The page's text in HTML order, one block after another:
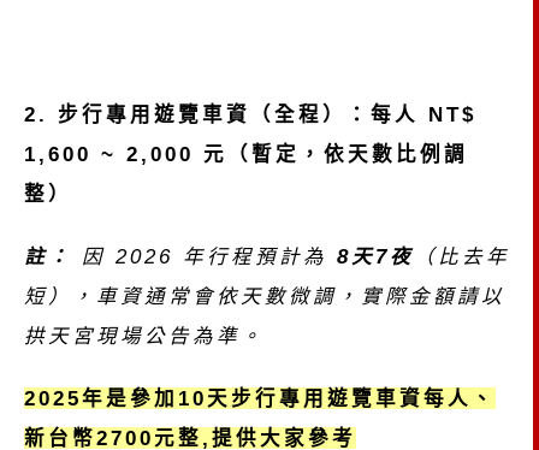
2. 步行專用遊覽車資（全程）：每人 NT$
1,600 ~ 2,000 元（暫定，依天數比例調
整）
註： 因 2026 年行程預計為 8天7夜 （比去年
短），車資通常會依天數微調，實際金額請以
拱天宮現場公告為準。
2025年是參加10天步行專用遊覽車資每人、
新台幣2700元整,提供大家參考